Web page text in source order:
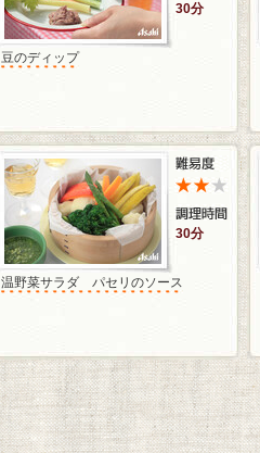
30分
豆のディップ
30分
温野菜サラダ パセリのソース